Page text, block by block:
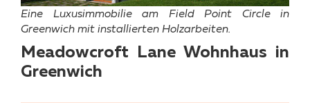
Eine Luxusimmobilie am Field Point Circle in
Greenwich mit installierten Holzarbeiten.
Meadowcroft Lane Wohnhaus in
Greenwich